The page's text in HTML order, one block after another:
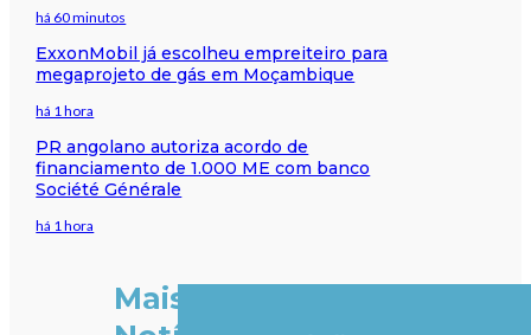
há 60 minutos
ExxonMobil já escolheu empreiteiro para
megaprojeto de gás em Moçambique
há 1 hora
PR angolano autoriza acordo de
financiamento de 1.000 ME com banco
Société Générale
há 1 hora
Mais